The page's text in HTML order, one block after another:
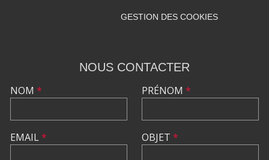
GESTION DES COOKIES
NOUS CONTACTER
NOM *
EMAIL*
PRÉNOM *
OBJET *